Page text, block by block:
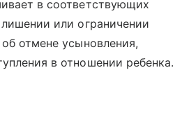
в соответствующих
или ограничении
отмене усыновления,
в отношении ребенка.